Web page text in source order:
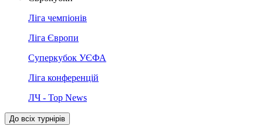
Ліга чемпіонів
Ліга Європи
Суперкубок УЄФА
Ліга конференцій
ЛЧ - Top News
До всіх турнірів